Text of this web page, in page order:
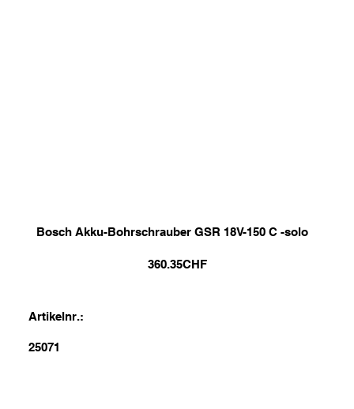
Bosch Akku-Bohrschrauber GSR 18V-150 C -solo
360.35CHF
Artikelnr.:
25071